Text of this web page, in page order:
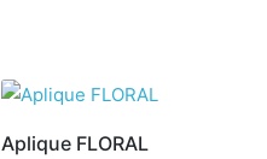
Aplique FLORAL